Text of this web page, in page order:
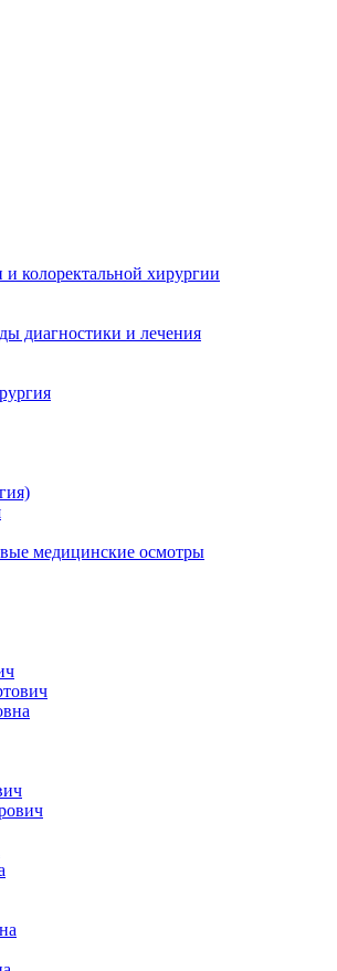
колоректальной хирургии
диагностики и лечения
медицинские осмотры